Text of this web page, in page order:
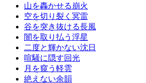
山を轟かせる崩火
空を切り裂く冥雷
谷を突き抜ける長風
闇を取り払う浮星
二度と輝かない沈日
喧騒に隠す回光
月を窺う軽雲
絶えない余韻